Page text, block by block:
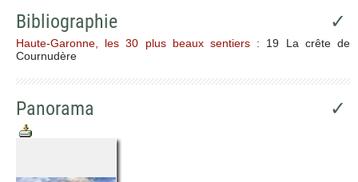
Bibliographie ✓
Haute-Garonne, les 30 plus beaux sentiers : 19 La crête de
Cournudère
Panorama ✓